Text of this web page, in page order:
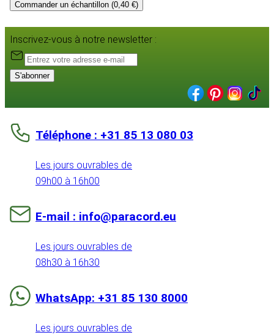
Commander un échantillon (0,40 €)
Inscrivez-vous à notre newsletter :
S'abonner
Téléphone : +31 85 13 080 03
Les jours ouvrables de
09h00 à 16h00
E-mail : info@paracord.eu
Les jours ouvrables de
08h30 à 16h30
WhatsApp: +31 85 130 8000
Les jours ouvrables de